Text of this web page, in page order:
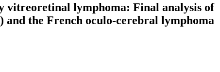
lymphoma: Final analysis of
and the French oculo-cerebral lymphoma